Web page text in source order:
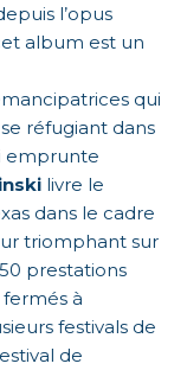
l’opus
album est un
qui
réfugiant dans
emprunte
livre le
dans le cadre
triomphant sur
prestations
à
festivals de
de